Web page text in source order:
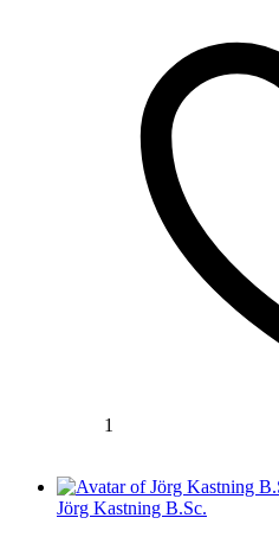
1
Jörg Kastning B.Sc.